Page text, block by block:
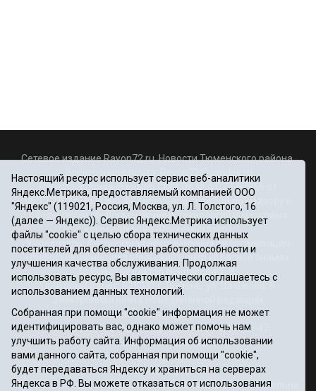
Сетевое издание Rayon72.ru. Новости Тюменского района.
Rayon72@yandex.ru
Регистрационный номер СМИ Эл № ФС77-67956 от
06.12.2016г., выдано Федеральной службой по надзору в
сфере связи, информационных технологий и массовых
коммуникаций (Роскомнадзор)
Учредитель: Автономная некоммерческая организация
«Информационно-издательский центр «Красное знамя».
Главный редактор Некрасова Т. В.
Почтовый адрес: 625031 г.Тюмень. ул. Шишкова, 6
Электронная почта объединенной редакции:
krasnoeznam@rambler.ru
Телефоны 8 (3452) 34-80-60, 69-56-73, 69-56-47
Политика оператора
Информация об учреждении
Публичная оферта
При использовании материалов ссылка на сайт обязательна.
Настоящий ресурс использует сервис веб-аналитики
Яндекс.Метрика, предоставляемый компанией ООО
"Яндекс" (119021, Россия, Москва, ул. Л. Толстого, 16
(далее — Яндекс)). Сервис Яндекс.Метрика использует
файлы "cookie" с целью сбора технических данных
посетителей для обеспечения работоспособности и
улучшения качества обслуживания. Продолжая
использовать ресурс, Вы автоматически соглашаетесь с
использованием данных технологий.
Собранная при помощи "cookie" информация не может
идентифицировать вас, однако может помочь нам
улучшить работу сайта. Информация об использовании
вами данного сайта, собранная при помощи "cookie",
будет передаваться Яндексу и храниться на серверах
Яндекса в РФ. Вы можете отказаться от использования